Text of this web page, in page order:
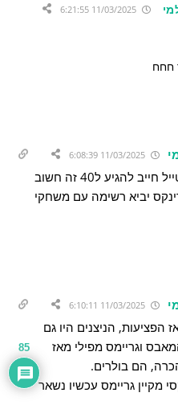
11/03/2025 6:21:55
חחח
11/03/2025 6:08:39
סל אדיר של דני באמפ טייטום סטייל חייב להגיע ל40 זה חשוב
יביא רשימה עם משחקי
11/03/2025 6:10:11
הפציעות, הניצנים היו גם
וגריימס מפילי מאז
הם בולרים.
מקיין גריימס עכשיו נשאר
85